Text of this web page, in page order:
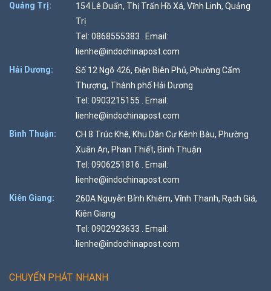
Quảng Trị:
154 Lê Duẩn, Thị Trấn Hồ Xá, Vĩnh Linh, Quảng
Trị
Tel: 0868555383 . Email:
lienhe@indochinapost.com
Hải Dương:
Số 12 Ngõ 426, Điện Biên Phủ, Phường Cẩm
Thượng, Thành phố Hải Dương
Tel: 0903215155 . Email:
lienhe@indochinapost.com
Bình Thuận:
CH 8 Trúc Khê, Khu Dân Cư Kênh Bàu, Phường
Xuân An, Phan Thiết, Bình Thuận
Tel: 0906251816 . Email:
lienhe@indochinapost.com
Kiên Giang:
260A Nguyễn Bỉnh Khiêm, Vĩnh Thanh, Rạch Giá,
Kiên Giang
Tel: 0902923633 . Email:
lienhe@indochinapost.com
CHUYỂN PHÁT NHANH